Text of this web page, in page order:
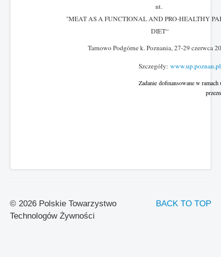
nt.
"MEAT AS A FUNCTIONAL AND PRO-HEALTHY
DIET“
Tarnowo Podgórne k. Poznania, 27-29 czerwca
Szczegóły:
Zadanie dofinansowane w
BACK TO TOP
© 2026 Polskie Towarzystwo
Technologów Żywności